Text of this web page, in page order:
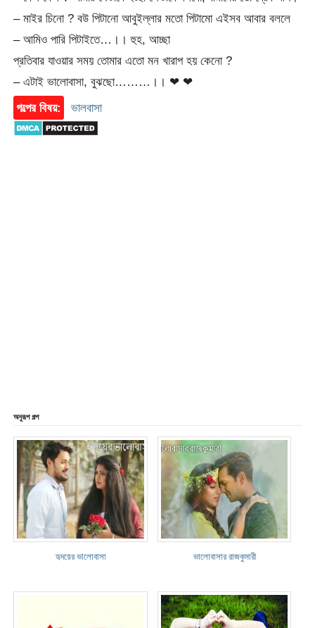
– মাইর চিনো ? বউ পিটানো আবুইল্লার মতো পিটামো এইসব আবার বললে
– আমিও পারি পিটাইতে…।। হুহ, আচ্ছা
প্রতিবার যাওয়ার সময় তোমার এতো মন খারাপ হয় কেনো ?
– এটাই ভালোবাসা, বুঝছো………।। ❤ ❤
গল্পের বিষয়:
ভালবাসা
অনুরূপ গল্প
হৃদয়ের ভালোবাসা ভালোবাসার রাজকুমারী